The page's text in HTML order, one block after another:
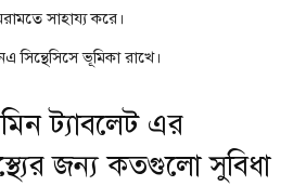
সাহায্য করে।
সিন্থেসিসে ভূমিকা রাখে।
ট্যাবলেট এর
জন্য কতগুলো সুবিধা